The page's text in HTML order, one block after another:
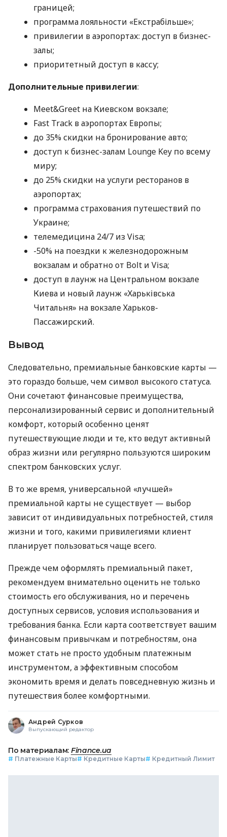
границей;
программа лояльности «Екстрабільше»;
привилегии в аэропортах: доступ в бизнес-
залы;
приоритетный доступ в кассу;
Дополнительные привилегии:
Meet&Greet на Киевском вокзале;
Fast Track в аэропортах Европы;
до 35% скидки на бронирование авто;
доступ к бизнес-залам Lounge Key по всему
миру;
до 25% скидки на услуги ресторанов в
аэропортах;
программа страхования путешествий по
Украине;
телемедицина 24/7 из Visa;
-50% на поездки к железнодорожным
вокзалам и обратно от Bolt и Visa;
доступ в лаунж на Центральном вокзале
Киева и новый лаунж «Харьківська
Читальня» на вокзале Харьков-
Пассажирский.
Вывод
Следовательно, премиальные банковские карты —
это гораздо больше, чем символ высокого статуса.
Они сочетают финансовые преимущества,
персонализированный сервис и дополнительный
комфорт, который особенно ценят
путешествующие люди и те, кто ведут активный
образ жизни или регулярно пользуются широким
спектром банковских услуг.
В то же время, универсальной «лучшей»
премиальной карты не существует — выбор
зависит от индивидуальных потребностей, стиля
жизни и того, какими привилегиями клиент
планирует пользоваться чаще всего.
Прежде чем оформлять премиальный пакет,
рекомендуем внимательно оценить не только
стоимость его обслуживания, но и перечень
доступных сервисов, условия использования и
требования банка. Если карта соответствует вашим
финансовым привычкам и потребностям, она
может стать не просто удобным платежным
инструментом, а эффективным способом
экономить время и делать повседневную жизнь и
путешествия более комфортными.
Андрей Сурков
Выпускающий редактор
По материалам: Finance.ua
# Платежные Карты# Кредитные Карты# Кредитный Лимит